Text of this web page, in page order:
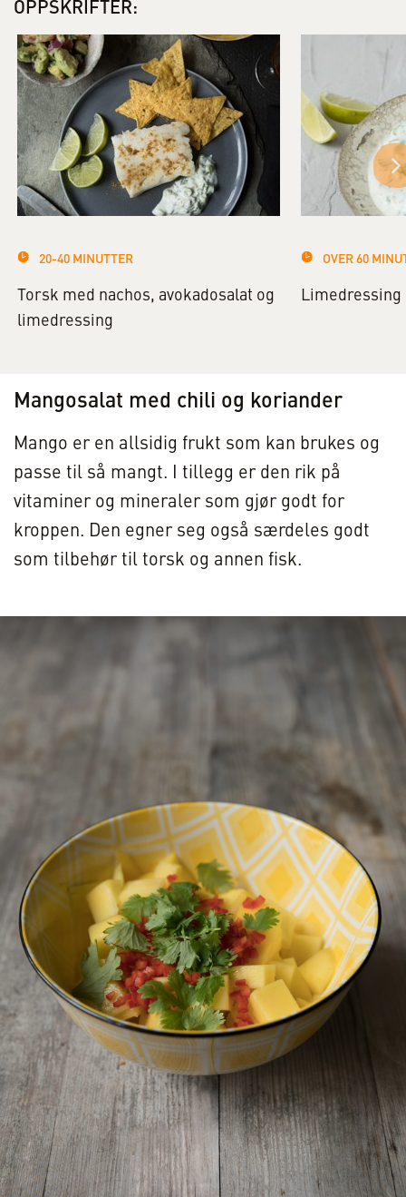
OPPSKRIFTER:
20-40 MINUTTER
Torsk med nachos, avokadosalat og
limedressing
OVER 60
Limedressing
Mangosalat med chili og koriander
Mango er en allsidig frukt som kan brukes og
passe til så mangt. I tillegg er den rik på
vitaminer og mineraler som gjør godt for
kroppen. Den egner seg også særdeles godt
som tilbehør til torsk og annen fisk.